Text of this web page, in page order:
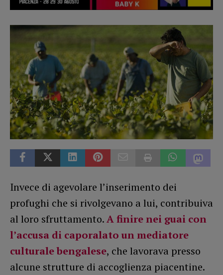
Invece di agevolare l’inserimento dei
profughi che si rivolgevano a lui, contribuiva
al loro sfruttamento.A finire nei guai con
l’accusa di caporalato un mediatore
culturale bengalese, che lavorava presso
alcune strutture di accoglienza piacentine.